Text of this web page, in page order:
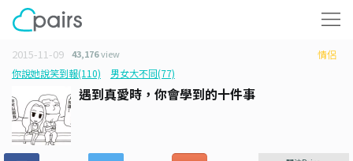
2015-11-09 43,176view
情侶
你說她說笑到報(110)
男女大不同(77)
遇到真愛時，你會學到的十件事